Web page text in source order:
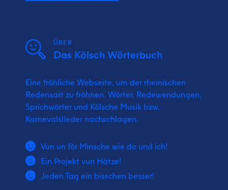
ÜBER
Das Kölsch Wörterbuch
Eine fröhliche Webseite, um der rheinischen
Redensart zu fröhnen. Wörter, Redewendungen,
Sprichwörter und Kölsche Musik bzw.
Karnevalslieder nachschlagen.
Vun un för Minsche wie do und ich!
Ein Projekt vun Hätze!
Jeden Tag ein bisschen besser!